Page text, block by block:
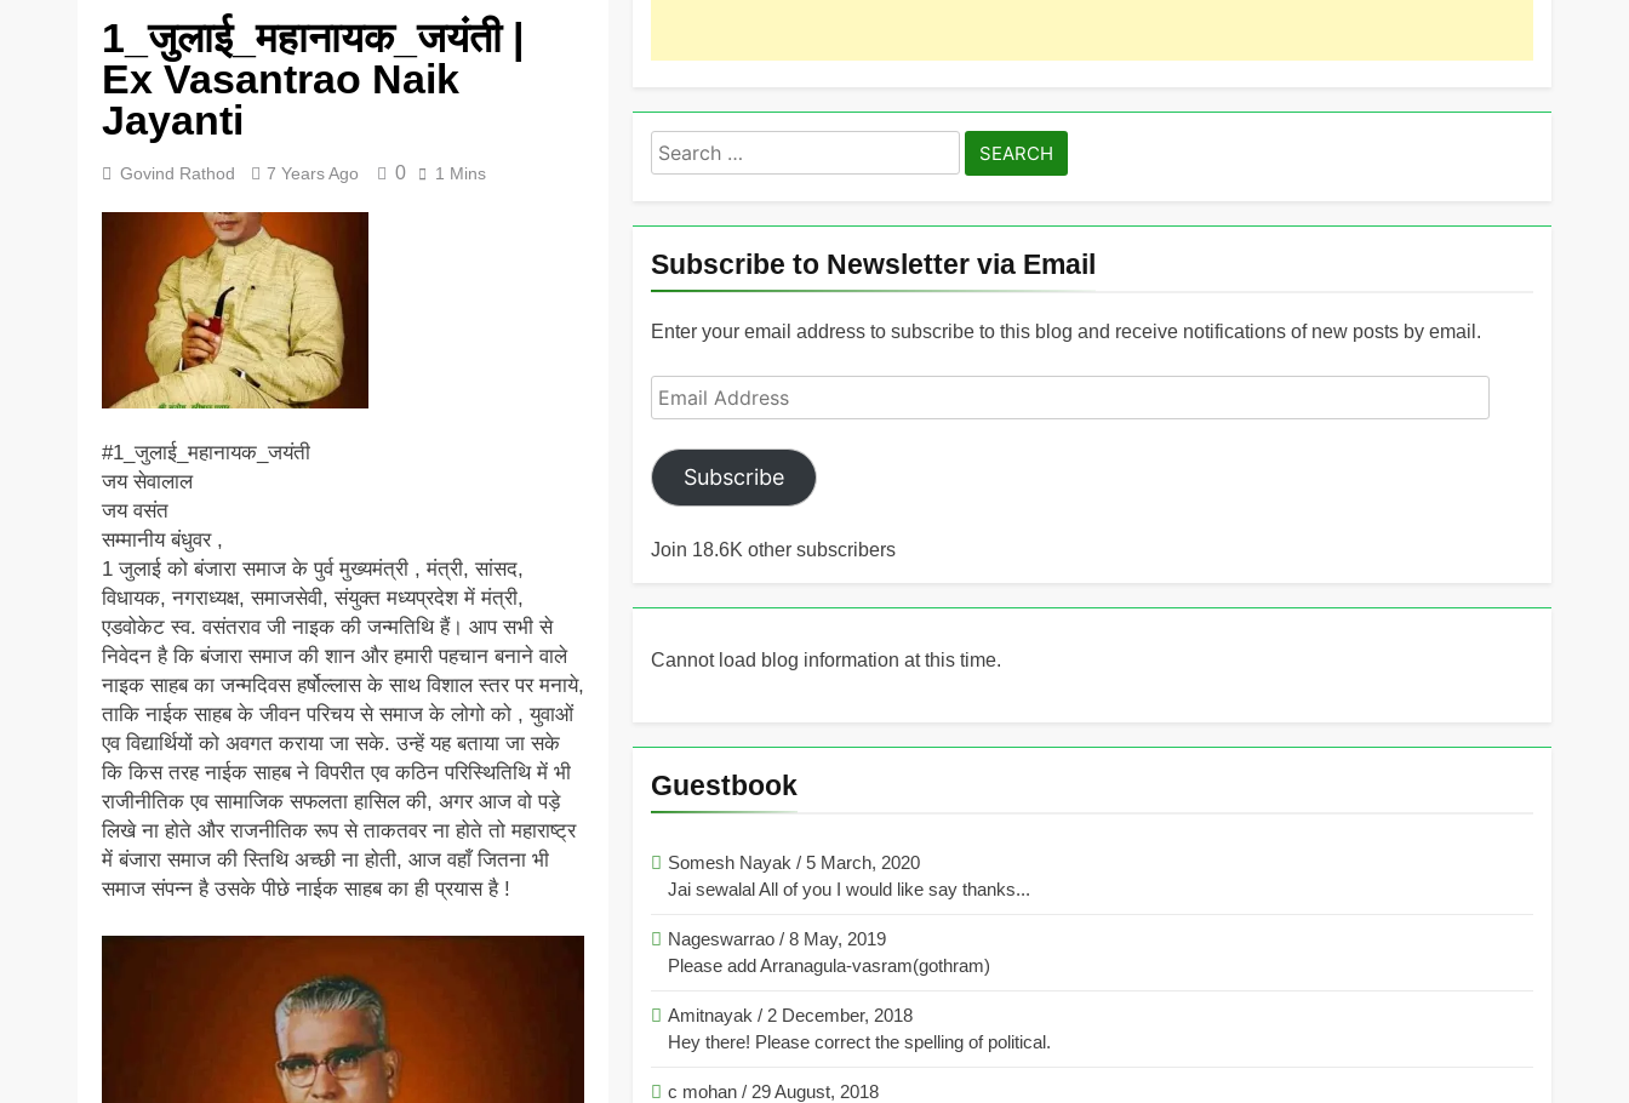
5 Years Ago
1_जुलाई_महानायक_जयंती |
Ex Vasantrao Naik
Jayanti
Govind Rathod 7 Years Ago 0 1 Mins
#1_जुलाई_महानायक_जयंती
जय सेवालाल
जय वसंत
सम्मानीय बंधुवर ,
1 जुलाई को बंजारा समाज के पुर्व मुख्यमंत्री , मंत्री, सांसद,
विधायक, नगराध्यक्ष, समाजसेवी, संयुक्त मध्यप्रदेश में मंत्री,
एडवोकेट स्व. वसंतराव जी नाइक की जन्मतिथि हैं। आप सभी से
निवेदन है कि बंजारा समाज की शान और हमारी पहचान बनाने वाले
नाइक साहब का जन्मदिवस हर्षोल्लास के साथ विशाल स्तर पर मनाये,
ताकि नाईक साहब के जीवन परिचय से समाज के लोगो को , युवाओं
एव विद्यार्थियों को अवगत कराया जा सके. उन्हें यह बताया जा सके
कि किस तरह नाईक साहब ने विपरीत एव कठिन परिस्थितिथि में भी
राजीनीतिक एव सामाजिक सफलता हासिल की, अगर आज वो पड़े
लिखे ना होते और राजनीतिक रूप से ताकतवर ना होते तो महाराष्ट्र
में बंजारा समाज की स्तिथि अच्छी ना होती, आज वहाँ जितना भी
समाज संपन्न है उसके पीछे नाईक साहब का ही प्रयास है !
Search
for:
Subscribe to Newsletter via Email
Enter your email address to subscribe to this blog and receive notifications of new posts by email.
Email
Address
Subscribe
Join 18.6K other subscribers
Cannot load blog information at this time.
Guestbook
Somesh Nayak / 5 March, 2020
Jai sewalal All of you I would like say thanks...
Nageswarrao / 8 May, 2019
Please add Arranagula-vasram(gothram)
Amitnayak / 2 December, 2018
Hey there! Please correct the spelling of political.
c mohan / 29 August, 2018